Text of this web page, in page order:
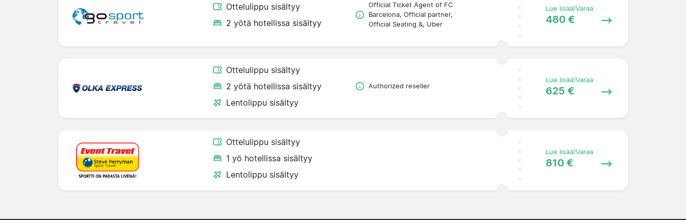
Ottelulippu sisältyy
2 yötä hotellissa sisältyy
Official Ticket Agent of FC
Barcelona, Official partner,
Official Seating &, Uber
Lue lisää/Varaa
480 €
Ottelulippu sisältyy
2 yötä hotellissa sisältyy
Lentolippu sisältyy
Authorized reseller
Lue lisää/Varaa
625 €
Ottelulippu sisältyy
1 yö hotellissa sisältyy
Lentolippu sisältyy
Lue lisää/Varaa
810 €